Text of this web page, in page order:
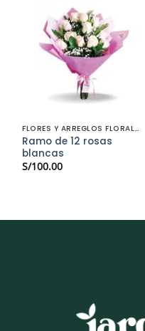
FLORES Y ARREGLOS FLORALES
Ramo de 12 rosas
blancas
S/100.00